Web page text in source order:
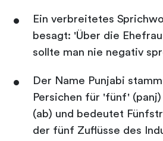
Ein verbreitetes
besagt: 'Über die
sollte man nie negativ
Der Name Punjabi
Persichen für 'fünf'
(ab) und bedeutet
der fünf Zuflüsse des